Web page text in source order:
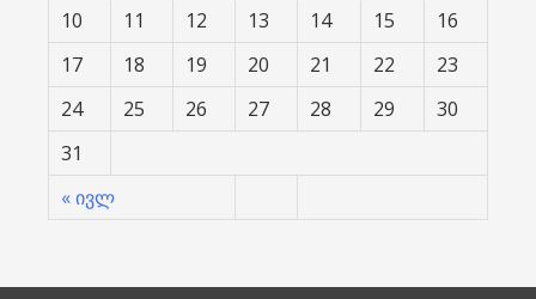
« ივლ
10
11 12 13 14 15
16
17
18 19 20 21 22
23
24
25 26 27 28 29
30
31